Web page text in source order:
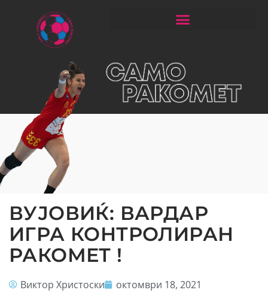
ВУЈОВИЌ: ВАРДАР
ИГРА КОНТРОЛИРАН
РАКОМЕТ !
Виктор Христоски октомври 18, 2021